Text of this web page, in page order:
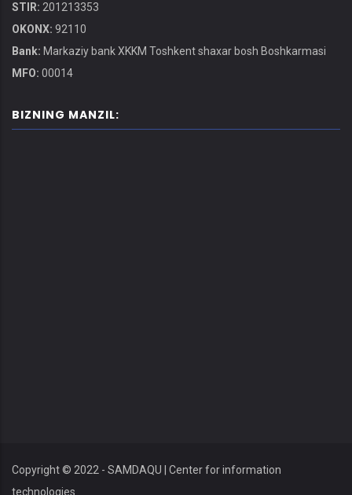
STIR: 201213353
OKONX: 92110
Bank: Markaziy bank XKKM Toshkent shaxar bosh Boshkarmasi
MFO: 00014
BIZNING MANZIL:
Copyright © 2022 - SAMDAQU | Center for information
technologies